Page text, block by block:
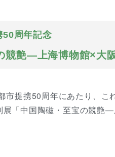
50周年記念
競艶―上海博物館×大
市提携50周年にあたり、こ
「中国陶磁・至宝の競艶